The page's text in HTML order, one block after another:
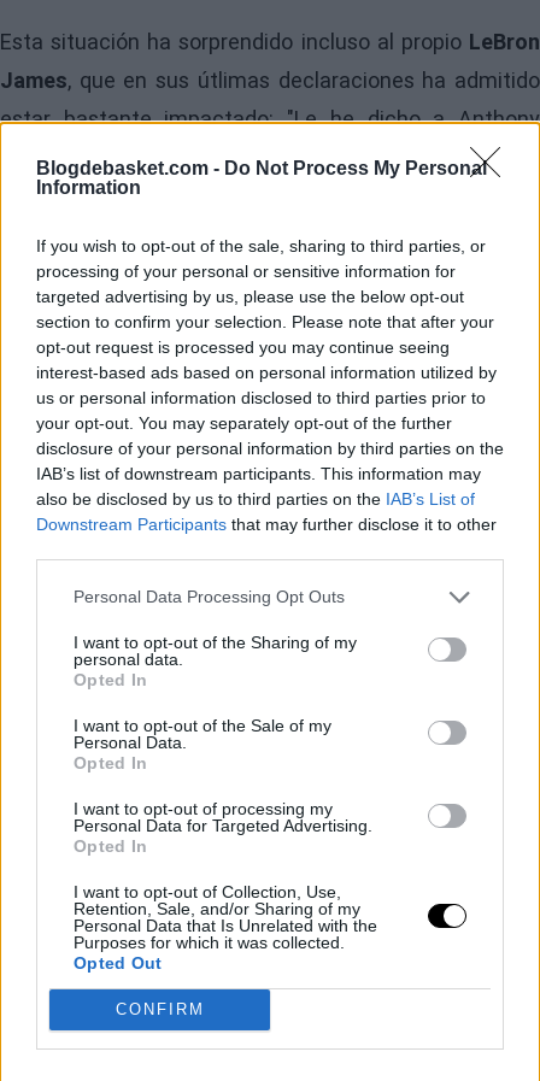
Blogdebasket.com - Do Not Process My Personal
Information
If you wish to opt-out of the sale, sharing to third parties, or
processing of your personal or sensitive information for
targeted advertising by us, please use the below opt-out
section to confirm your selection. Please note that after your
opt-out request is processed you may continue seeing
interest-based ads based on personal information utilized by
us or personal information disclosed to third parties prior to
your opt-out. You may separately opt-out of the further
disclosure of your personal information by third parties on the
IAB’s list of downstream participants. This information may
also be disclosed by us to third parties on the IAB’s List of
Downstream Participants that may further disclose it to other
Personal Data Processing Opt Outs
I want to opt-out of the Sharing of my
personal data.
Opted In
I want to opt-out of the Sale of my
Personal Data.
Opted In
I want to opt-out of processing my
Personal Data for Targeted Advertising.
Opted In
I want to opt-out of Collection, Use,
Retention, Sale, and/or Sharing of my
Personal Data that Is Unrelated with the
Purposes for which it was collected.
Opted Out
CONFIRM
Esta situación ha sorprendido incluso al propioLeBron
James, que en sus útlimas declaraciones ha admitido
estar bastante impactado: "Le he dicho a Anthony
Davis: 'Hombre, ¿te puedes creer que vayamos a
terminar el año con más del 50% de victorias?' Le
hemos conseguido dar la vuelta a algo así, increíble".